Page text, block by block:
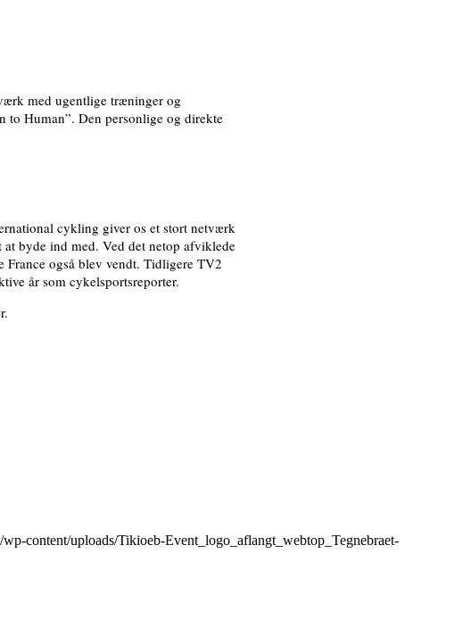
med ugentlige træninger og
to Human”. Den personlige og direkte
cykling giver os et stort netværk
byde ind med. Ved det netop afviklede
også blev vendt. Tidligere TV2
år som cykelsportsreporter.
content/uploads/Tikioeb-Event_logo_aflangt_webtop_Tegnebraet-